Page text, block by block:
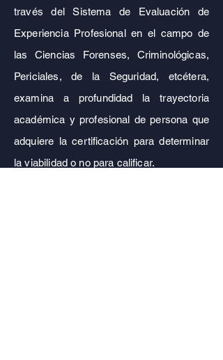
través del Sistema de Evaluación de
Experiencia Profesional en el campo de
las Ciencias Forenses, Criminológicas,
Periciales, de la Seguridad, etcétera,
examina a profundidad la trayectoria
académica y profesional de persona que
adquiere la certificación para determinar
la viabilidad o no para calificar.